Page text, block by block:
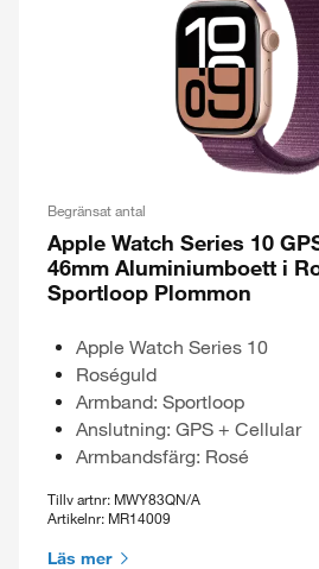
Begränsat antal
Apple Watch Series 10
46mm Aluminiumboett i
Sportloop Plommon
Apple Watch Series 10
Roséguld
Armband: Sportloop
Anslutning: GPS + Cellular
Armbandsfärg: Rosé
Tillv artnr: MWY83QN/A
Artikelnr: MR14009
Läs mer